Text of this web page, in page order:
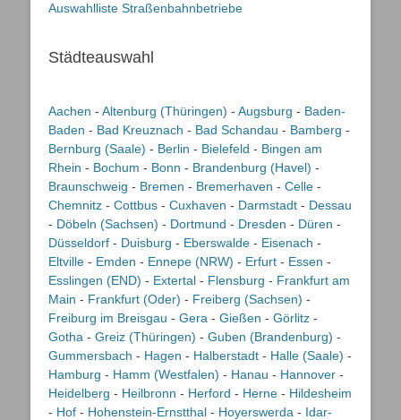
Auswahlliste Straßenbahnbetriebe
Städteauswahl
Aachen - Altenburg (Thüringen) - Augsburg - Baden-
Baden - Bad Kreuznach - Bad Schandau - Bamberg -
Bernburg (Saale) - Berlin - Bielefeld - Bingen am
Rhein - Bochum - Bonn - Brandenburg (Havel) -
Braunschweig - Bremen - Bremerhaven - Celle -
Chemnitz - Cottbus - Cuxhaven - Darmstadt - Dessau
- Döbeln (Sachsen) - Dortmund - Dresden - Düren -
Düsseldorf - Duisburg - Eberswalde - Eisenach -
Eltville - Emden - Ennepe (NRW) - Erfurt - Essen -
Esslingen (END) - Extertal - Flensburg - Frankfurt am
Main - Frankfurt (Oder) - Freiberg (Sachsen) -
Freiburg im Breisgau - Gera - Gießen - Görlitz -
Gotha - Greiz (Thüringen) - Guben (Brandenburg) -
Gummersbach - Hagen - Halberstadt - Halle (Saale) -
Hamburg - Hamm (Westfalen) - Hanau - Hannover -
Heidelberg - Heilbronn - Herford - Herne - Hildesheim
- Hof - Hohenstein-Ernstthal - Hoyerswerda - Idar-